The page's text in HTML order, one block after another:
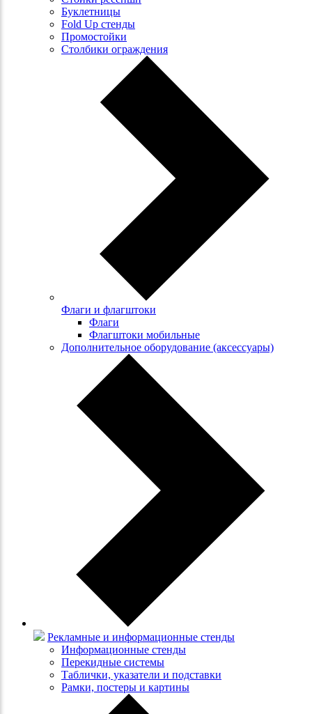
Буклетницы
Fold Up стенды
Промостойки
Столбики ограждения
Флаги и флагштоки
Флаги
Флагштоки мобильные
Дополнительное оборудование (аксессуары)
Рекламные и информационные стенды
Информационные стенды
Перекидные системы
Таблички, указатели и подставки
Рамки, постеры и картины